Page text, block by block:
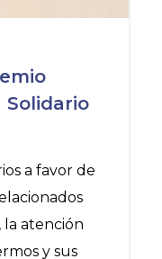
a favor de
la atención
y sus